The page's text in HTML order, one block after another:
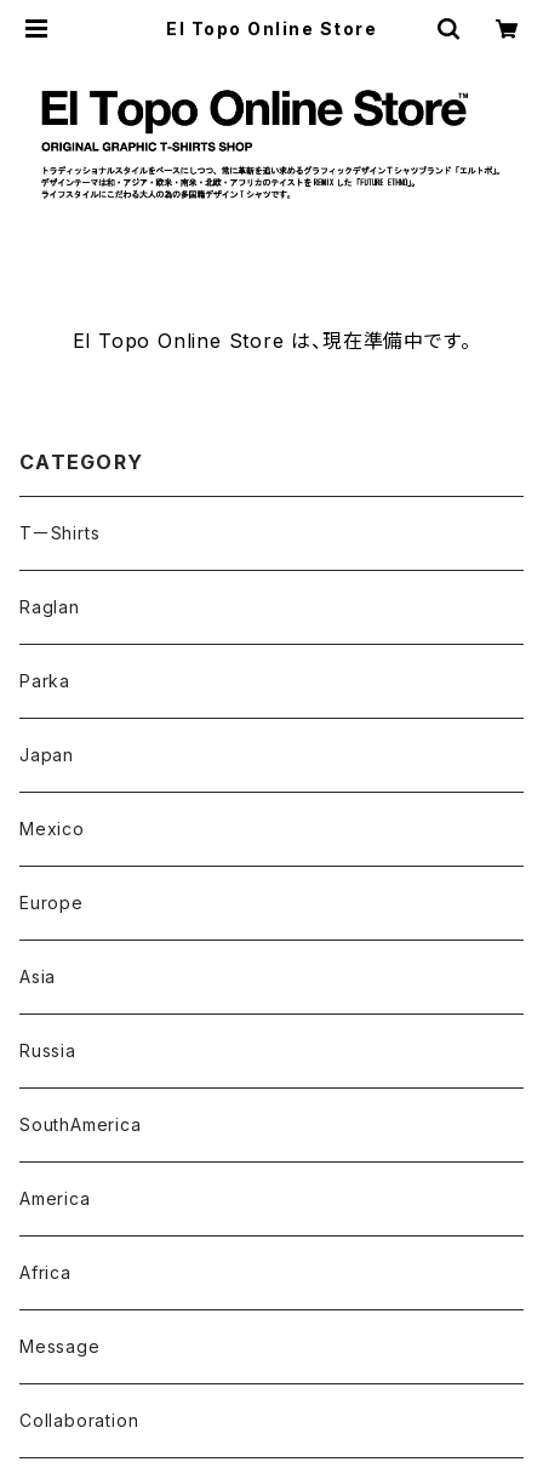
El Topo Online Store
El Topo Online Store は、現在準備中です。
CATEGORY
TーShirts
Raglan
Parka
Japan
Mexico
Europe
Asia
Russia
SouthAmerica
America
Africa
Message
Collaboration